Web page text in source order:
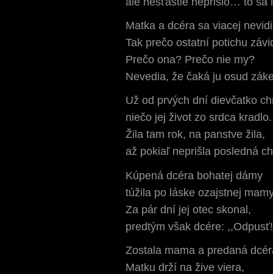
Matka a dcéra sa viacej
Tak prečo ostatní potichu
Prečo ona? Prečo nie my?
Nevedia, že čaká ju osud
Už od prvých dní dievčatko
niečo jej život zo srdca kradlo.
Žila tam rok, na panstve žila,
až pokiaľ neprišla posledná
Kúpená dcéra bohatej dámy
túžila po láske ozajstnej
Za pár dní jej otec skonal,
predtým však dcére:
Zostala mama a predaná
Matku drží na žive viera,